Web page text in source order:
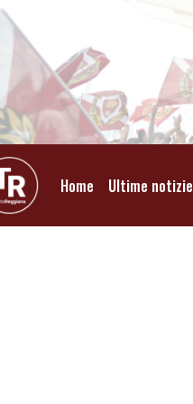
Home Ultime notizie